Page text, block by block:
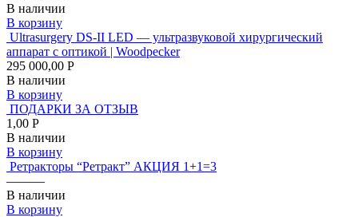
В наличии
В корзину
Ultrasurgery DS-II LED — ультразвуковой хирургический
аппарат с оптикой | Woodpecker
295 000,00 Р
В наличии
В корзину
ПОДАРКИ ЗА ОТЗЫВ
1,00 Р
В наличии
В корзину
Ретракторы “Ретракт” АКЦИЯ 1+1=3
———
В наличии
В корзину